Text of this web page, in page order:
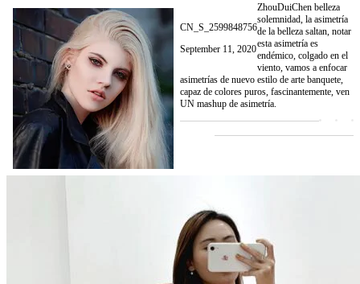
CN_S_2599848756
September 11, 2020
ZhouDuiChen belleza
solemnidad, la asimetría
de la belleza saltan, notar
esta asimetría es
endémico, colgado en el
viento, vamos a enfocar
asimetrías de nuevo estilo de arte banquete,
capaz de colores puros, fascinantemente, ven
UN mashup de asimetría.